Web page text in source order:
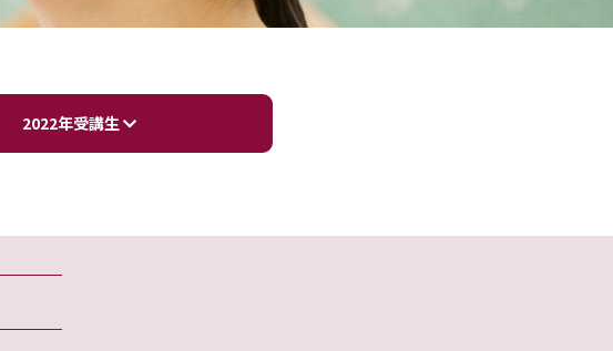
2022年受講生